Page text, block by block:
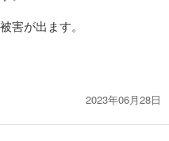
害が出ます。
想像することができるのが
。もちろん、戦争は避ける
2023年06月28日